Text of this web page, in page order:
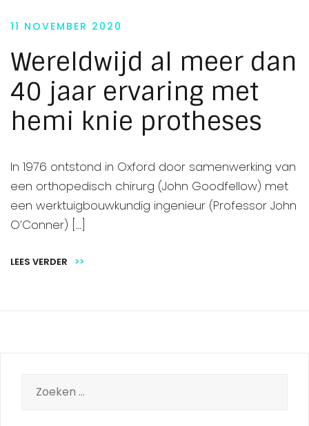
11 NOVEMBER 2020
Wereldwijd al meer dan
40 jaar ervaring met
hemi knie protheses
In 1976 ontstond in Oxford door samenwerking van
een orthopedisch chirurg (John Goodfellow) met
een werktuigbouwkundig ingenieur (Professor John
O’Conner) […]
LEES VERDER >>